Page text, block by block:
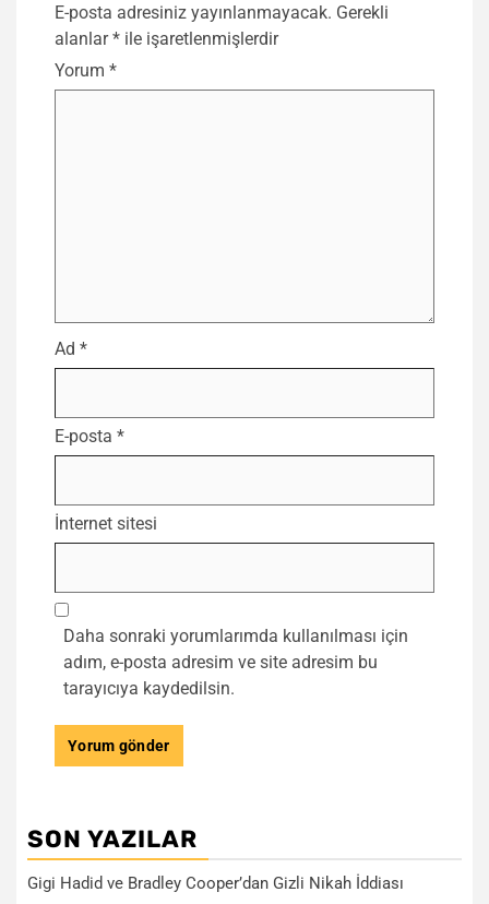
E-posta adresiniz yayınlanmayacak. Gerekli
alanlar* ile işaretlenmişlerdir
Yorum *
Ad *
E-posta *
İnternet sitesi
Daha sonraki yorumlarımda kullanılması için
adım, e-posta adresim ve site adresim bu
tarayıcıya kaydedilsin.
SON YAZILAR
Gigi Hadid ve Bradley Cooper’dan Gizli Nikah İddiası